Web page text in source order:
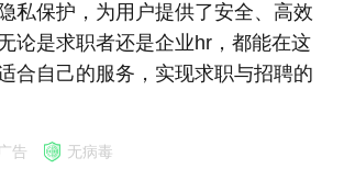
私保护，为用户提供了安全、高效
论是求职者还是企业hr，都能在这
合自己的服务，实现求职与招聘的
告 无病毒